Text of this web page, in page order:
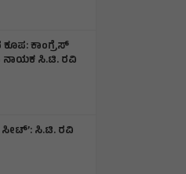
ಕಾಂಗ್ರೆಸ್
ನಾಯಕ ಸಿ.ಟಿ. ರವಿ
ಸಿ.ಟಿ. ರವಿ